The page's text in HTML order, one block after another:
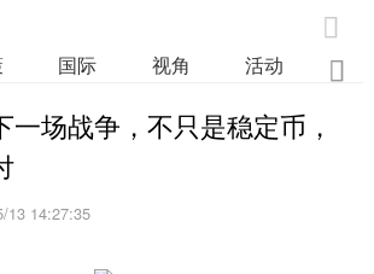

国际 视角 活动 业

一场战争，不只是稳定币，
13 14:27:35